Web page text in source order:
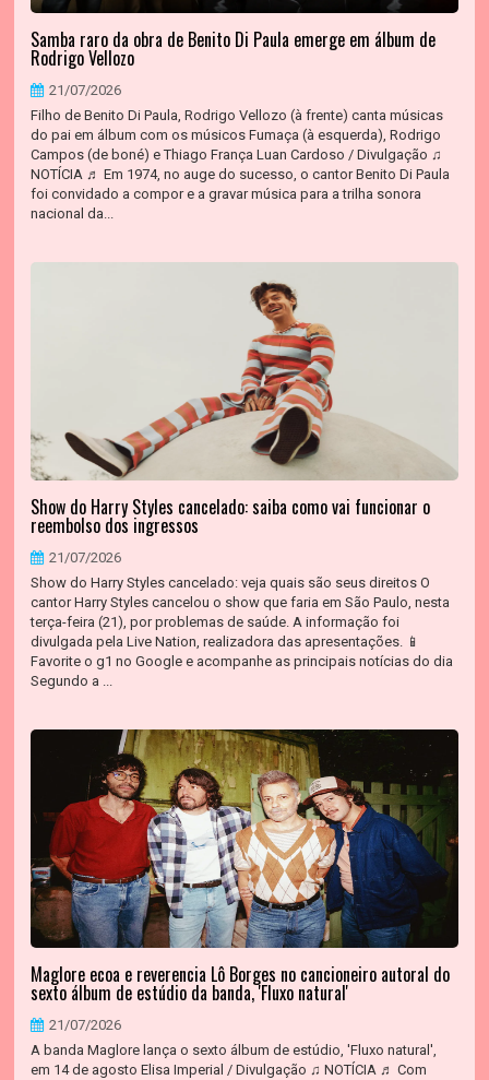
Samba raro da obra de Benito Di Paula emerge em álbum de
Rodrigo Vellozo
21/07/2026
Filho de Benito Di Paula, Rodrigo Vellozo (à frente) canta músicas
do pai em álbum com os músicos Fumaça (à esquerda), Rodrigo
Campos (de boné) e Thiago França Luan Cardoso / Divulgação ♫
NOTÍCIA ♬ Em 1974, no auge do sucesso, o cantor Benito Di Paula
foi convidado a compor e a gravar música para a trilha sonora
nacional da...
Show do Harry Styles cancelado: saiba como vai funcionar o
reembolso dos ingressos
21/07/2026
Show do Harry Styles cancelado: veja quais são seus direitos O
cantor Harry Styles cancelou o show que faria em São Paulo, nesta
terça-feira (21), por problemas de saúde. A informação foi
divulgada pela Live Nation, realizadora das apresentações. 📱
Favorite o g1 no Google e acompanhe as principais notícias do dia
Segundo a ...
Maglore ecoa e reverencia Lô Borges no cancioneiro autoral do
sexto álbum de estúdio da banda, 'Fluxo natural'
21/07/2026
A banda Maglore lança o sexto álbum de estúdio, 'Fluxo natural',
em 14 de agosto Elisa Imperial / Divulgação ♫ NOTÍCIA ♬ Com